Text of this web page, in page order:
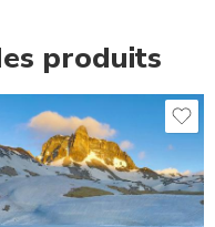
produits